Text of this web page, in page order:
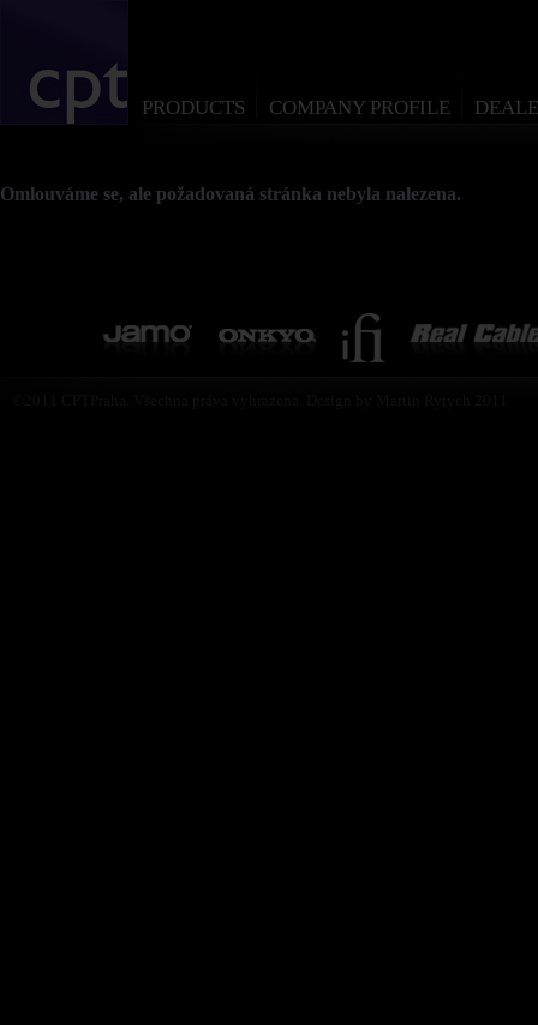
PRODUCTS COMPANY PROFILE
Omlouváme se, ale požadovaná stránka nebyla nalezena.